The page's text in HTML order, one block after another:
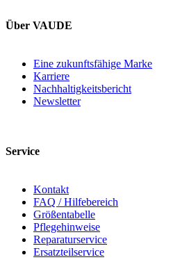
Über VAUDE
Eine zukunftsfähige Marke
Karriere
Nachhaltigkeitsbericht
Newsletter
Service
Kontakt
FAQ / Hilfebereich
Größentabelle
Pflegehinweise
Reparaturservice
Ersatzteilservice